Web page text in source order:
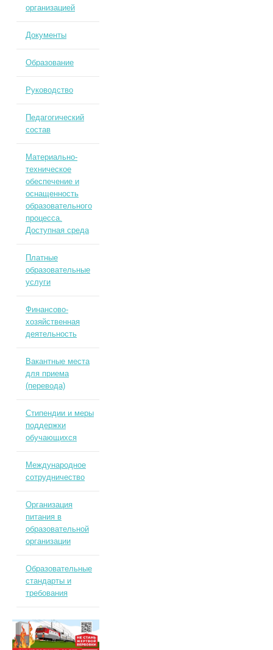
организацией
Документы
Образование
Руководство
Педагогический
состав
Материально-
техническое
обеспечение и
оснащенность
образовательного
процесса.
Доступная среда
Платные
образовательные
услуги
Финансово-
хозяйственная
деятельность
Вакантные места
для приема
(перевода)
Стипендии и меры
поддержки
обучающихся
Международное
сотрудничество
Организация
питания в
образовательной
организации
Образовательные
стандарты и
требования